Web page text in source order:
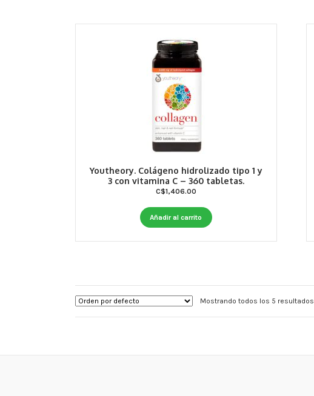
Youtheory. Colágeno hidrolizado tipo 1 y
3 con vitamina C – 360 tabletas.
C$1,406.00
Añadir al carrito
Mostrando todos los 5 resultados